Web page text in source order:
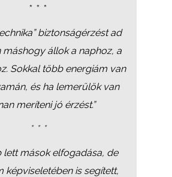
* * *
biztonságérzést ad
máshogy állok a naphoz, a
Sokkal több energiám van
és ha lemerülök van
meríteni jó érzést.”
** *
lett mások elfogadása, de
képviseletében is segített,